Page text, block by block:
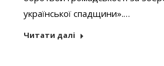
української спадщини».…
Читати далі